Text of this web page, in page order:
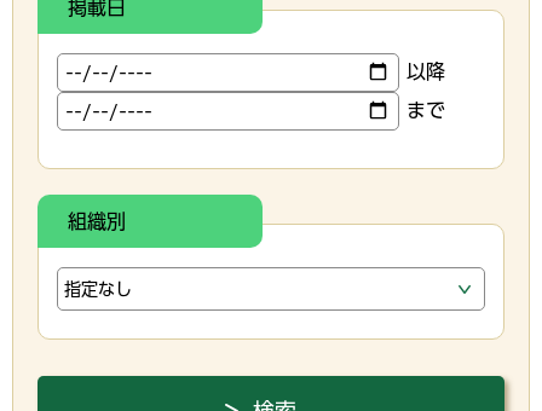
掲載日
以降
まで
組織別